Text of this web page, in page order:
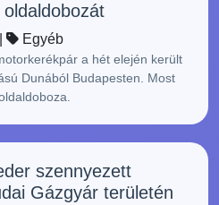
Egyéb
a hét elején került
Dunából Budapesten. Most
szennyezett
Gázgyár területén